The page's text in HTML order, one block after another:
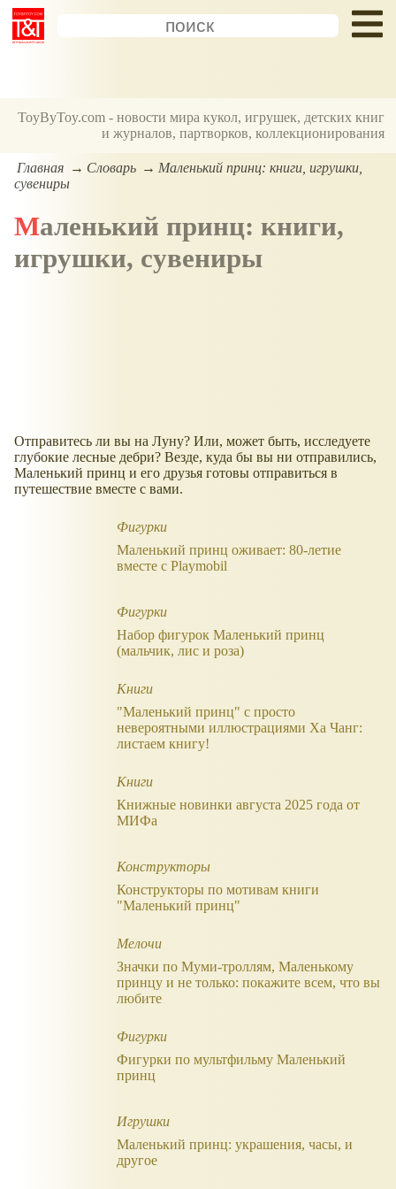
ToyByToy.com - новости мира кукол, игрушек, детских книг
и журналов, партворков, коллекционирования
Главная Словарь
Маленький принц: книги, игрушки,
сувениры
Маленький принц: книги,
игрушки, сувениры
Отправитесь ли вы на Луну? Или, может быть, исследуете
глубокие лесные дебри? Везде, куда бы вы ни отправились,
Маленький принц и его друзья готовы отправиться в
путешествие вместе с вами.
Фигурки
Маленький принц оживает: 80-летие
вместе с Playmobil
Фигурки
Набор фигурок Маленький принц
(мальчик, лис и роза)
Книги
"Маленький принц" с просто
невероятными иллюстрациями Ха Чанг:
листаем книгу!
Книги
Книжные новинки августа 2025 года от
МИФа
Конструкторы
Конструкторы по мотивам книги
"Маленький принц"
Мелочи
Значки по Муми-троллям, Маленькому
принцу и не только: покажите всем, что вы
любите
Фигурки
Фигурки по мультфильму Маленький
принц
Игрушки
Маленький принц: украшения, часы, и
другое